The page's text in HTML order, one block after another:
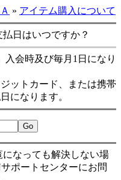
» アイテム購入について
日はいつですか？
入会時及び毎月1日になり
ットカード、または携帯
になります。
になっても解決しない場
ポートセンターにお問